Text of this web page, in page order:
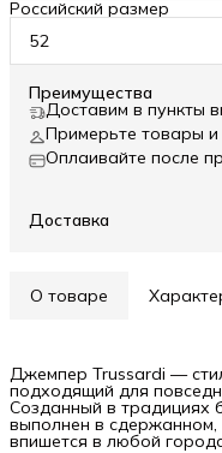
Российский размер
52
Преимущества
Доставим в пункты
Примерьте товары
Оплаивайте после
Доставка
О товаре
Джемпер Trussardi —
подходящий для
Созданный в традициях
выполнен в сдержанном,
впишется в любой